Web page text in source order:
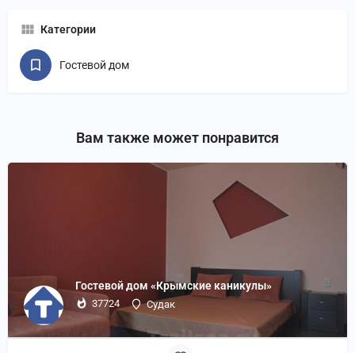
Категории
Гостевой дом
Вам также может понравится
Гостевой дом «Крымские каникулы»
37724 Судак